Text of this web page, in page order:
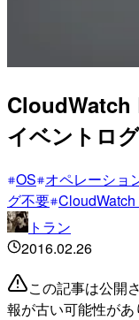
CloudWatch
イベントロ
OS オペレーショ
グ不要
トラン
2016.02.26
この記事は公開
報が古い可能性があ